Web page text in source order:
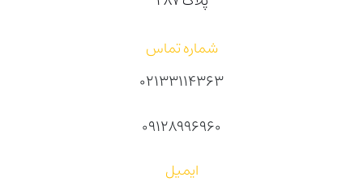
شماره تماس
02133114363
09128996960
ایمیل